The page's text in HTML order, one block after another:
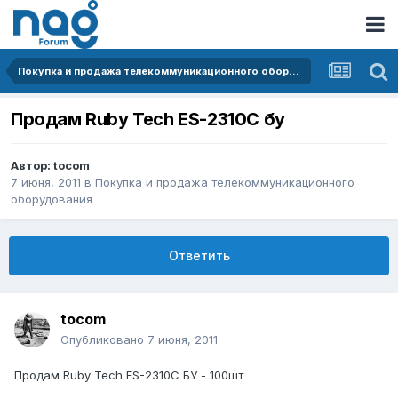
Покупка и продажа телекоммуникационного оборудования
Продам Ruby Tech ES-2310C бу
Автор: tocom
7 июня, 2011 в Покупка и продажа телекоммуникационного
оборудования
Ответить
tocom
Опубликовано 7 июня, 2011
Продам Ruby Tech ES-2310C БУ - 100шт